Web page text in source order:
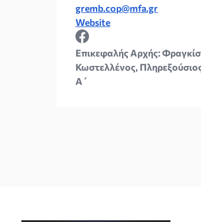
gremb.cop@mfa.gr
Website
Επικεφαλής Αρχής:
Κωστελλένος,
Α΄